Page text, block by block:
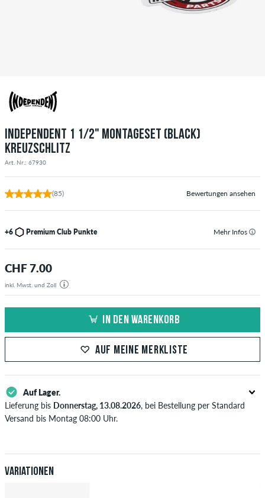
INDEPENDENT 1 1/2" MONTAGESET (BLACK)
KREUZSCHLITZ
Art. Nr.: 67930
(85) Bewertungen ansehen
+6 Premium Club Punkte Mehr Infos
CHF 7.00
inkl. Mwst. und Zoll
IN DEN WARENKORB
AUF MEINE MERKLISTE
Auf Lager.
Lieferung bis Donnerstag, 13.08.2026, bei Bestellung per Standard
Versand bis Montag 08:00 Uhr.
deiner Überweisung an dich versendet. Weitere Infos zuVersand&
Zahlung .
Variationen